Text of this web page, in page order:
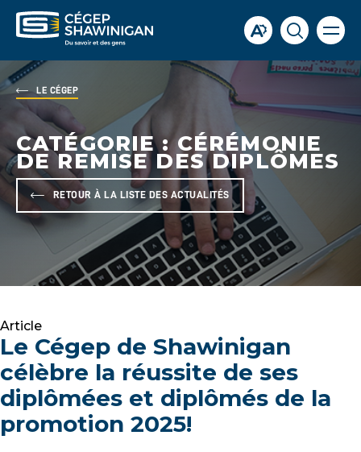
Ouvrir
la
barre
Ouvrir
la
fenêtre
Ouvrir
la
du
LE CÉGEP
CATÉGORIE :CÉRÉMONIE
DE REMISE DES DIPLÔMES
RETOUR À LA LISTE DES ACTUALITÉS
Article
Le Cégep de Shawinigan
célèbre la réussite de ses
diplômées et diplômés de la
promotion 2025!